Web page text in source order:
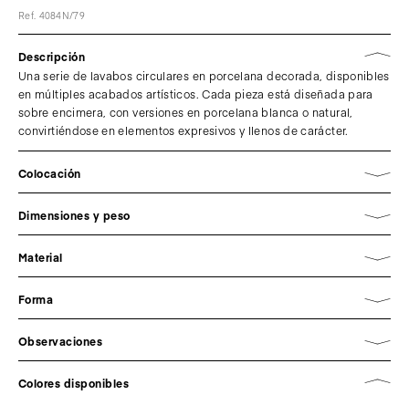
Ref. 4084N/79
Descripción
Una serie de lavabos circulares en porcelana decorada, disponibles
en múltiples acabados artísticos. Cada pieza está diseñada para
sobre encimera, con versiones en porcelana blanca o natural,
convirtiéndose en elementos expresivos y llenos de carácter.
Colocación
Dimensiones y peso
Material
Forma
Observaciones
Colores disponibles